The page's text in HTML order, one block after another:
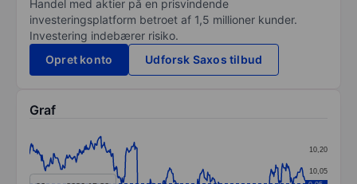
Handel med aktier på en prisvindende
investeringsplatform betroet af 1,5 millioner kunder.
Investering indebærer risiko.
Opret konto
Udforsk Saxos tilbud
Graf
Line chart with 414 data points.
10,05
10,20